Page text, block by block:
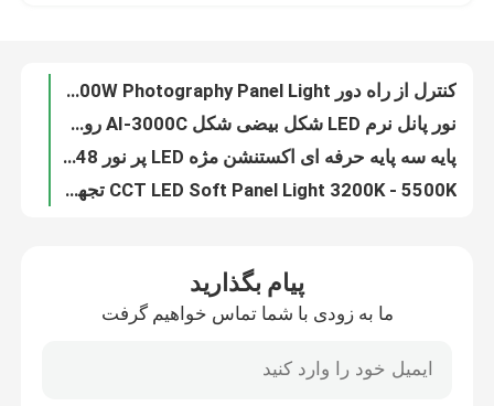
کنترل کیفیت
با ما تماس بگیرید
پرونده ها
کنترل از راه دور DMX LED Soft Panel Light 5600K , 100W Photography Panel Light
نور پانل نرم LED شکل بیضی شکل AI-3000C روشنایی LED خطی پیوسته HSI LCD 56W
پایه سه پایه حرفه ای اکستنشن مژه LED پر نور 48 واتی 4800lm
CCT LED Soft Panel Light 3200K - 5500K تجهیزات نورپردازی حرفه ای عکاسی
پیام بگذارید
ما به زودی با شما تماس خواهیم گرفت